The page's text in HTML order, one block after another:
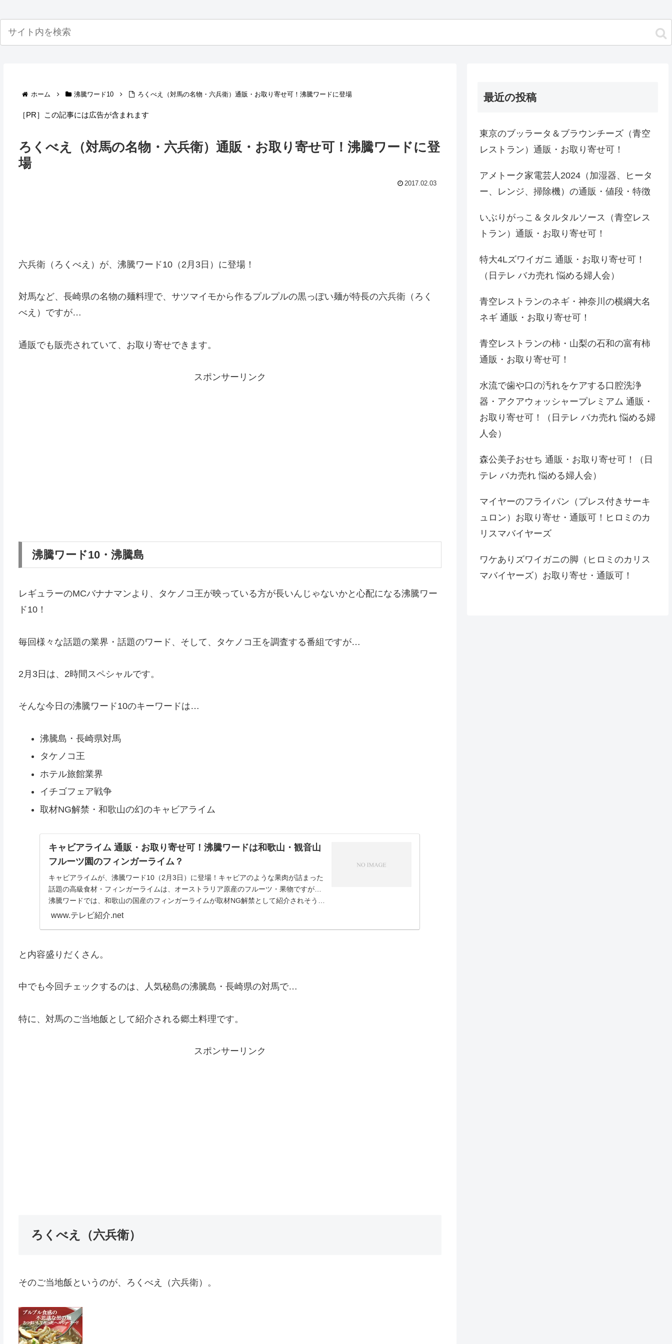
ホーム 沸騰ワード10 ろくべえ（対馬の名物・六兵衛）通販・お取り寄せ可！沸騰ワードに登場
［PR］この記事には広告が含まれます
ろくべえ（対馬の名物・六兵衛）通販・お取り寄せ可！沸騰ワードに登
場
2017.02.03
六兵衛（ろくべえ）が、沸騰ワード10（2月3日）に登場！
対馬など、長崎県の名物の麺料理で、サツマイモから作るプルプルの黒っぽい麺が特長の六兵衛（ろく
べえ）ですが…
通販でも販売されていて、お取り寄せできます。
スポンサーリンク
沸騰ワード10・沸騰島
レギュラーのMCバナナマンより、タケノコ王が映っている方が長いんじゃないかと心配になる沸騰ワー
ド10！
毎回様々な話題の業界・話題のワード、そして、タケノコ王を調査する番組ですが…
2月3日は、2時間スペシャルです。
そんな今日の沸騰ワード10のキーワードは…
沸騰島・長崎県対馬
タケノコ王
ホテル旅館業界
イチゴフェア戦争
取材NG解禁・和歌山の幻のキャビアライム
キャビアライム 通販・お取り寄せ可！沸騰ワードは和歌山・観音山
フルーツ園のフィンガーライム？
キャビアライムが、沸騰ワード10（2月3日）に登場！キャビアのような果肉が詰まった
話題の高級食材・フィンガーライムは、オーストラリア原産のフルーツ・果物ですが…
沸騰ワードでは、和歌山の国産のフィンガーライムが取材NG解禁として紹介されそう
で...
www.テレビ紹介.net
と内容盛りだくさん。
中でも今回チェックするのは、人気秘島の沸騰島・長崎県の対馬で…
特に、対馬のご当地飯として紹介される郷土料理です。
スポンサーリンク
ろくべえ（六兵衛）
そのご当地飯というのが、ろくべえ（六兵衛）。
最近の投稿
東京のブッラータ＆ブラウンチーズ（青空
レストラン）通販・お取り寄せ可！
アメトーク家電芸人2024（加湿器、ヒータ
ー、レンジ、掃除機）の通販・値段・特徴
いぶりがっこ＆タルタルソース（青空レス
トラン）通販・お取り寄せ可！
特大4Lズワイガニ 通販・お取り寄せ可！
（日テレ バカ売れ 悩める婦人会）
青空レストランのネギ・神奈川の横綱大名
ネギ 通販・お取り寄せ可！
青空レストランの柿・山梨の石和の富有柿
通販・お取り寄せ可！
水流で歯や口の汚れをケアする口腔洗浄
器・アクアウォッシャープレミアム 通販・
お取り寄せ可！（日テレ バカ売れ 悩める婦
人会）
森公美子おせち 通販・お取り寄せ可！（日
テレ バカ売れ 悩める婦人会）
マイヤーのフライパン（プレス付きサーキ
ュロン）お取り寄せ・通販可！ヒロミのカ
リスマバイヤーズ
ワケありズワイガニの脚（ヒロミのカリス
マバイヤーズ）お取り寄せ・通販可！